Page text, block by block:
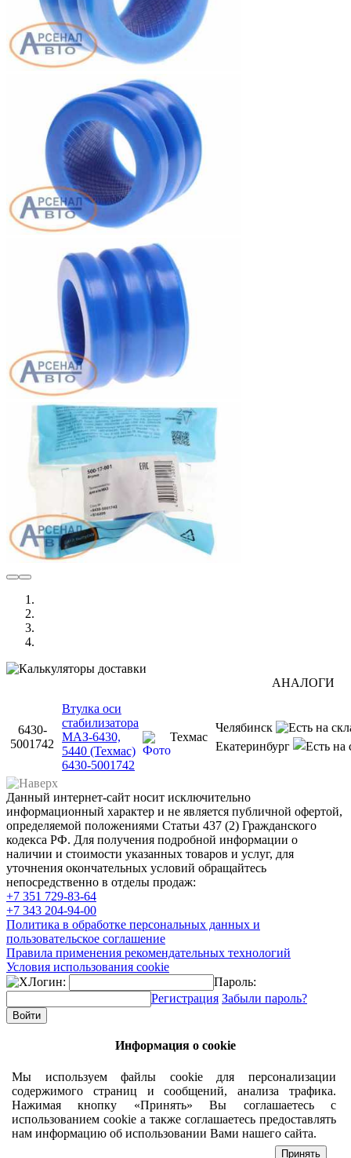
АНАЛОГИ
6430-
5001742
Втулка оси
стабилизатора
МАЗ-6430,
5440 (Техмас)
6430-5001742
Техмас
Челябинск
Екатеринбург
Данный интернет-сайт носит исключительно
информационный характер и не является публичной офертой,
определяемой положениями Статьи 437 (2) Гражданского
кодекса РФ. Для получения подробной информации о
наличии и стоимости указанных товаров и услуг, для
уточнения окончательных условий обращайтесь
непосредственно в отделы продаж:
+7 351 729-83-64
+7 343 204-94-00
Политика в обработке персональных данных и
пользовательское соглашение
Правила применения рекомендательных технологий
Условия использования cookie
Логин:
Пароль:
Регистрация Забыли пароль?
Информация о cookie
Мы используем файлы cookie для персонализации
содержимого страниц и сообщений, анализа трафика.
Нажимая кнопку «Принять» Вы соглашаетесь с
использованием cookie а также соглашаетесь предоставлять
нам информацию об использовании Вами нашего сайта.
Принять